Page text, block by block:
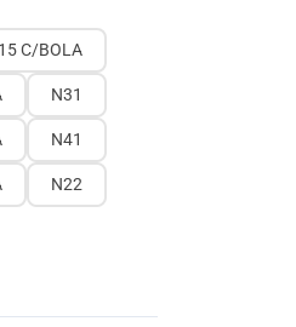
C/BOLA
N31
N41
N22